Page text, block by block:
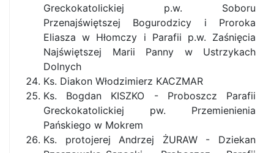
Greckokatolickiej p.w. Soboru
Przenajświętszej Bogurodzicy i Proroka
Eliasza w Hłomczy i Parafii p.w. Zaśnięcia
Najświętszej Marii Panny w Ustrzykach
Dolnych
Ks. Diakon Włodzimierz KACZMAR
Ks. Bogdan KISZKO - Proboszcz Parafii
Greckokatolickiej pw. Przemienienia
Pańskiego w Mokrem
Ks. protojerej Andrzej ŻURAW - Dziekan